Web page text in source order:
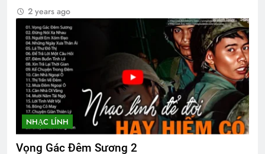
3 Years Ago
Em còn nhớ mùa Xuân
2 Years Ago
The Vietnam War
2 years ago
NHẠC LÍNH
Vọng Gác Đêm Sương 2